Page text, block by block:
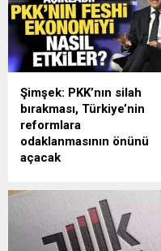
Şimşek: PKK’nın silah
bırakması, Türkiye’nin
reformlara
odaklanmasının önünü
açacak
Mehmet Şimşek, terör
örgütü PKK'nın kendini
feshetmesine ilişkin olarak,
"PKK’nın silah bırakması,